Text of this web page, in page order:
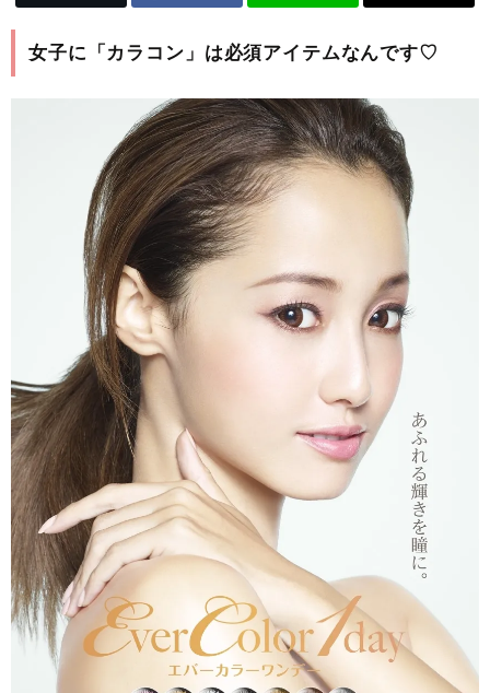
女子に「カラコン」は必須アイテムなんです♡